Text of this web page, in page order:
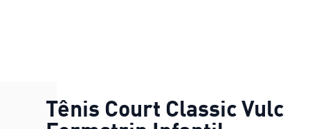
Tênis Court Classic Vulc